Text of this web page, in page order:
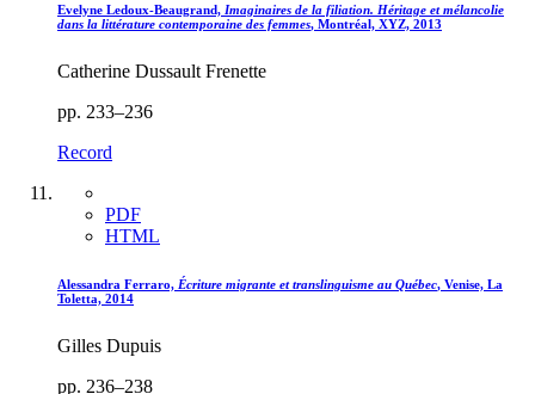
Evelyne Ledoux-Beaugrand, Imaginaires de la filiation. Héritage et mélancolie
dans la littérature contemporaine des femmes, Montréal, XYZ, 2013
Catherine Dussault Frenette
pp. 233–236
Record
PDF
HTML
Alessandra Ferraro, Écriture migrante et translinguisme au Québec, Venise, La
Toletta, 2014
Gilles Dupuis
pp. 236–238